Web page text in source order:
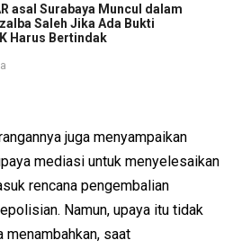
asal Surabaya Muncul dalam
Saleh Jika Ada Bukti
Harus Bertindak
juga menyampaikan
mediasi untuk menyelesaikan
rencana pengembalian
Namun, upaya itu tidak
menambahkan, saat